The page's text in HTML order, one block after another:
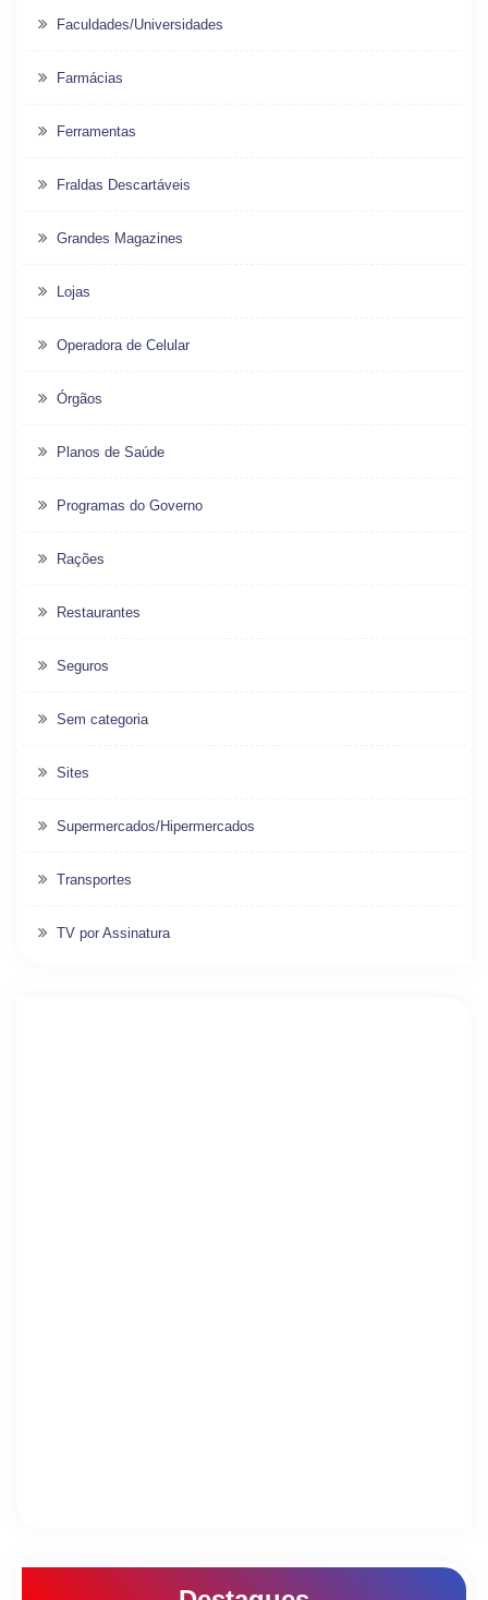
Faculdades/Universidades
Farmácias
Ferramentas
Fraldas Descartáveis
Grandes Magazines
Lojas
Operadora de Celular
Órgãos
Planos de Saúde
Programas do Governo
Rações
Restaurantes
Seguros
Sem categoria
Sites
Supermercados/Hipermercados
Transportes
TV por Assinatura